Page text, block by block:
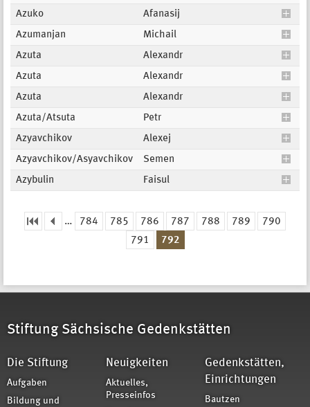
Azuko
Afanasij
Azumanjan
Michail
Azuta
Alexandr
Azuta
Alexandr
Azuta
Alexandr
Azuta/Atsuta
Petr
Azyavchikov
Alexej
Azyavchikov/Asyavchikov
Semen
Azybulin
Faisul
Seiten … 784 785 786 787 788 789
790
791
792
Stiftung Sächsische Gedenkstätten
Die Stiftung
Aufgaben
Bildung und
Neuigkeiten
Aktuelles,
Presseinfos
Gedenkstätten,
Einrichtungen
Bautzen